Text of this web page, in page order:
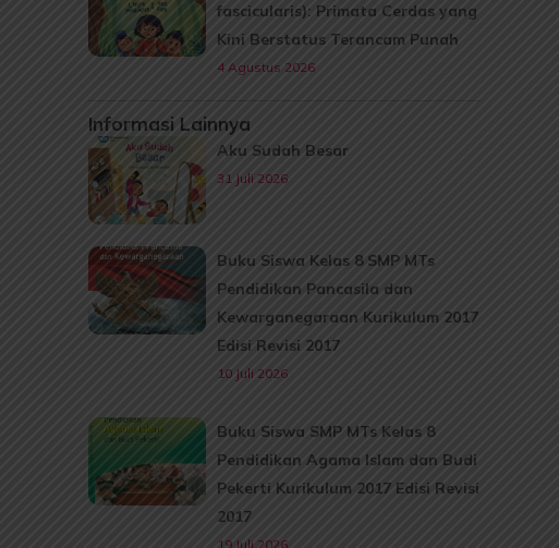
fascicularis): Primata Cerdas yang
Kini Berstatus Terancam Punah
4 Agustus 2026
Informasi Lainnya
Aku Sudah Besar
31 Juli 2026
Buku Siswa Kelas 8 SMP MTs
Pendidikan Pancasila dan
Kewarganegaraan Kurikulum 2017
Edisi Revisi 2017
10 Juli 2026
Buku Siswa SMP MTs Kelas 8
Pendidikan Agama Islam dan Budi
Pekerti Kurikulum 2017 Edisi Revisi
2017
19 Juli 2026